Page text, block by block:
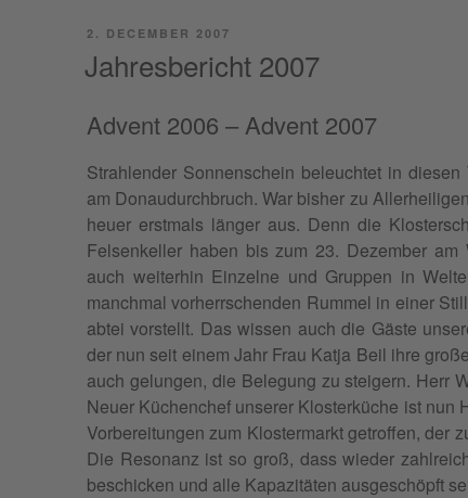
POSTED
2. DECEMBER 2007
Jahresbericht 2007
Advent 2006 – Advent 2007
Strahlen­der Son­nen­schein beleuchtet in
am Donaudurch­bruch. War bish­er zu
heuer erst­mals länger aus. Denn die
Felsenkeller haben bis zum 23. Dezem­ber
auch weit­er­hin Einzelne und Grup­pen in
manch­mal vorherrschen­den Rum­mel in ein­er
a­btei vorstellt. Das wis­sen auch die Gäste
der nun seit einem Jahr Frau Kat­ja Beil ihre
auch gelun­gen, die Bele­gung zu steigern. Herr
Neuer Küchenchef unser­er Klosterküche ist nun
Vor­bere­itun­gen zum Kloster­markt getrof­fen, der
Die Res­o­nanz ist so groß, dass wieder
beschick­en und alle Kapaz­itäten aus­geschöpft